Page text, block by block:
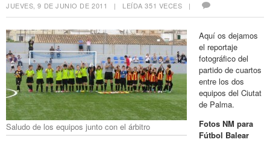
JUEVES, 9 DE JUNIO DE 2011 | LEÍDA 351 VECES |
Saludo de los equipos junto con el árbitro
Aquí os dejamos
el reportaje
fotográfico del
partido de cuartos
entre los dos
equipos del Ciutat
de Palma.
Fotos NM para
Fútbol Balear